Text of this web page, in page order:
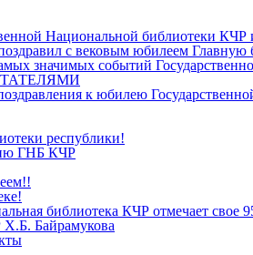
Национальной библиотеки
с вековым юбилеем Главную
значимых событий
к юбилею
республики!
ГНБ КЧР
библиотека КЧР отмечает
Байрамукова